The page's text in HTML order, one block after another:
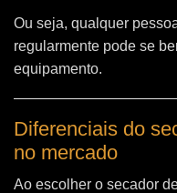
Ou seja, qualquer
regularmente pode se
equipamento.
Diferenciais do
no mercado
Ao escolher o secador